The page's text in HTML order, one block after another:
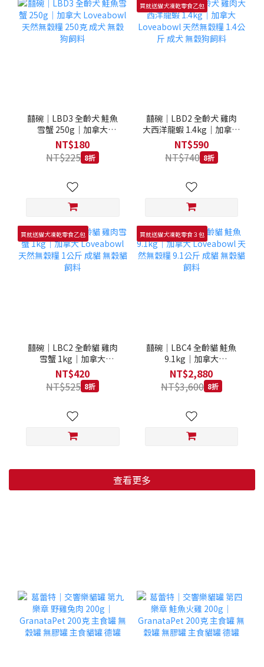
囍碗｜LBD3 全齡犬 鮭魚
雪蟹 250g｜加拿大
Loveabowl 天然無穀糧
250克 成犬 無穀狗飼料
NT$180
NT$225 8折
買就送貓犬凍乾零食乙包
囍碗｜LBD2 全齡犬 雞肉
大西洋龍蝦 1.4kg｜加拿大
Loveabowl 天然無穀糧
1.4公斤 成犬 無穀狗飼料
NT$590
NT$740 8折
買就送貓犬凍乾零食乙包
囍碗｜LBC2 全齡貓 雞肉
雪蟹 1kg｜加拿大
Loveabowl 天然無穀糧 1
公斤 成貓 無穀貓飼料
NT$420
NT$525 8折
買就送貓犬凍乾零食３包
囍碗｜LBC4 全齡貓 鮭魚
9.1kg｜加拿大
Loveabowl 天然無穀糧
9.1公斤 成貓 無穀貓飼料
NT$2,880
NT$3,600 8折
查看更多